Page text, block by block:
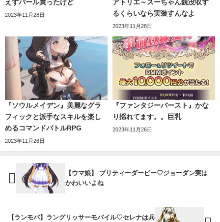
えずパール買ったけど
2023年11月28日
アトリエ～スーちゃん銃没収す
るくらいなら実装すんなよ
2023年11月28日
『ソウルメイデン』美麗なグラ
フィックと派手なスキルを楽し
めるコマンドバトルRPG
2023年11月26日
『ファンタジーバースト』かな
り揺れてます。。巨乳
2023年11月26日
【ウマ娘】 プリティーダービー♡ジョーダン実は
かわいいよね
【ランモバ】ラングリッサーモバイル♡セレナは兵